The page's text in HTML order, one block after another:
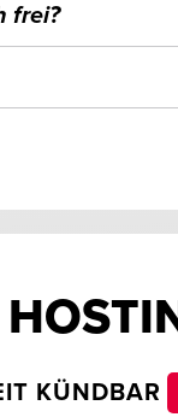
frei?
KÜNDBAR